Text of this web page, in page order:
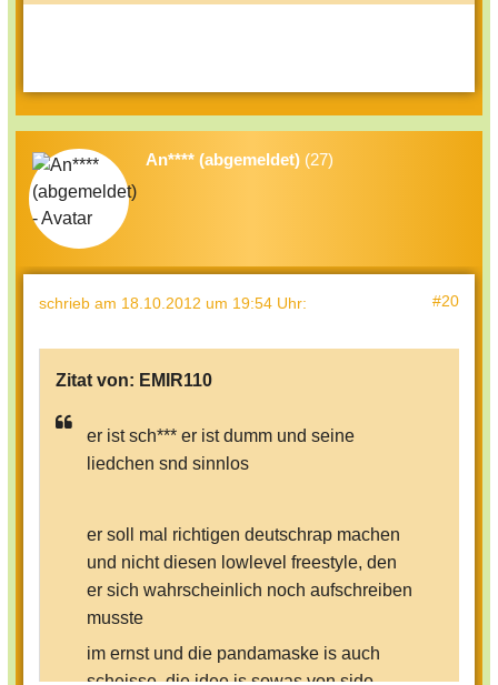
An**** (abgemeldet) (27)
schrieb am 18.10.2012 um 19:54 Uhr: #20
Zitat von: EMIR110
er ist sch*** er ist dumm und seine
liedchen snd sinnlos
er soll mal richtigen deutschrap machen
und nicht diesen lowlevel freestyle, den
er sich wahrscheinlich noch aufschreiben
musste
im ernst und die pandamaske is auch